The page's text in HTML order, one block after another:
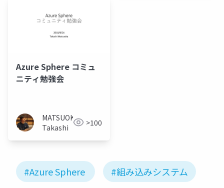
Azure Sphere コミュ
ニティ勉強会
MATSUOKA
Takashi
>100
#Azure Sphere #組み込みシステム